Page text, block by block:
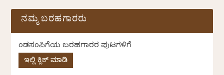
ನಮ್ಮ ಬರಹಗಾರರು
ಕೆಂಡಸಂಪಿಗೆಯ ಬರಹಗಾರರ ಪುಟಗಳಿಗೆ
ಇಲ್ಲಿ ಕ್ಲಿಕ್ ಮಾಡಿ